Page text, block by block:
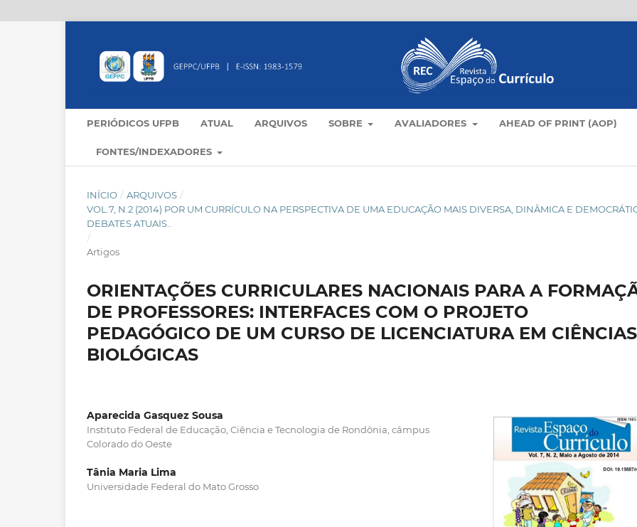
PERIÓDICOS UFPB ATUAL ARQUIVOS SOBRE AVALIADORES AHEAD OF PRINT (AOP)
FONTES/INDEXADORES
INÍCIO / ARQUIVOS /
VOL.7, N.2 (2014) POR UM CURRÍCULO NA PERSPECTIVA DE UMA EDUCAÇÃO MAIS DIVERSA, DINÂMICA E
DEBATES ATUAIS..
/
Artigos
ORIENTAÇÕES CURRICULARES NACIONAIS PARA A
DE PROFESSORES: INTERFACES COM O PROJETO
PEDAGÓGICO DE UM CURSO DE LICENCIATURA EM CIÊNCIAS
BIOLÓGICAS
Aparecida Gasquez Sousa
Instituto Federal de Educação, Ciência e Tecnologia de Rondônia, câmpus
Colorado do Oeste
Tânia Maria Lima
Universidade Federal do Mato Grosso